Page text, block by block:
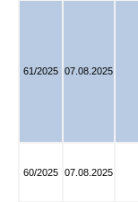
61/2025 07.08.2025
60/2025 07.08.2025